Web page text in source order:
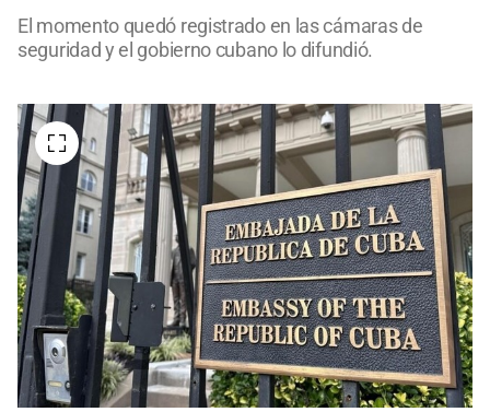
El momento quedó registrado en las cámaras de
seguridad y el gobierno cubano lo difundió.